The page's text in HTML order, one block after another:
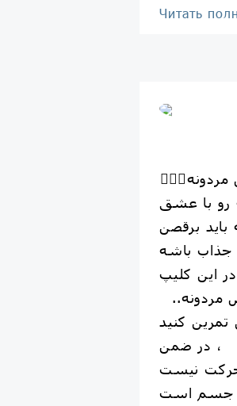
Читать
رو با عشق
برقصن
در این کلیپ
در ضمن ،